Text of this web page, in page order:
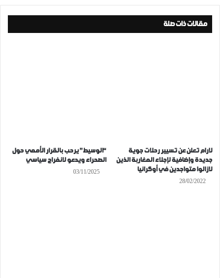
مقالات ذات صلة
لارام تعلن عن تسيير رحلات جوية
جديدة وإضافية لإجلاء المغاربة الذين
لازالوا متواجدين في أوكرانيا
28/02/2022
“الوسيط” يرحب بالقرار الأممي حول
الصحراء ويدعو لانفراج سياسي
03/11/2025